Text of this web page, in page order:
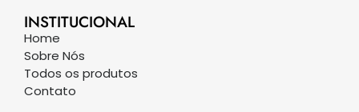
INSTITUCIONAL
Home
Sobre Nós
Todos os produtos
Contato